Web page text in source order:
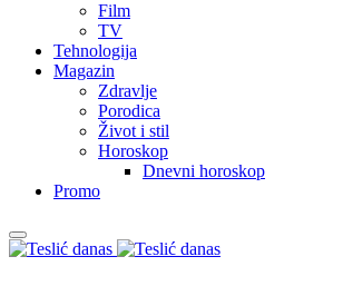
Film
TV
Tehnologija
Magazin
Zdravlje
Porodica
Život i stil
Horoskop
Dnevni horoskop
Promo